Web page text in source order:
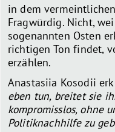
in dem
Fragwürdig. Nicht,
sogenannten Osten
richtigen Ton findet,
erzählen.
Anastasiia Kosodii
eben tun, breitet sie
kompromisslos, ohne
Politiknachhilfe zu